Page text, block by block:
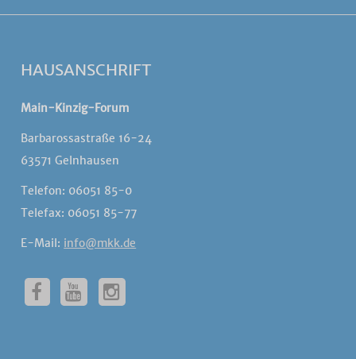
HAUSANSCHRIFT
Main-Kinzig-Forum
Barbarossastraße 16-24
63571 Gelnhausen
Telefon: 06051 85-0
Telefax: 06051 85-77
E-Mail: info@mkk.de